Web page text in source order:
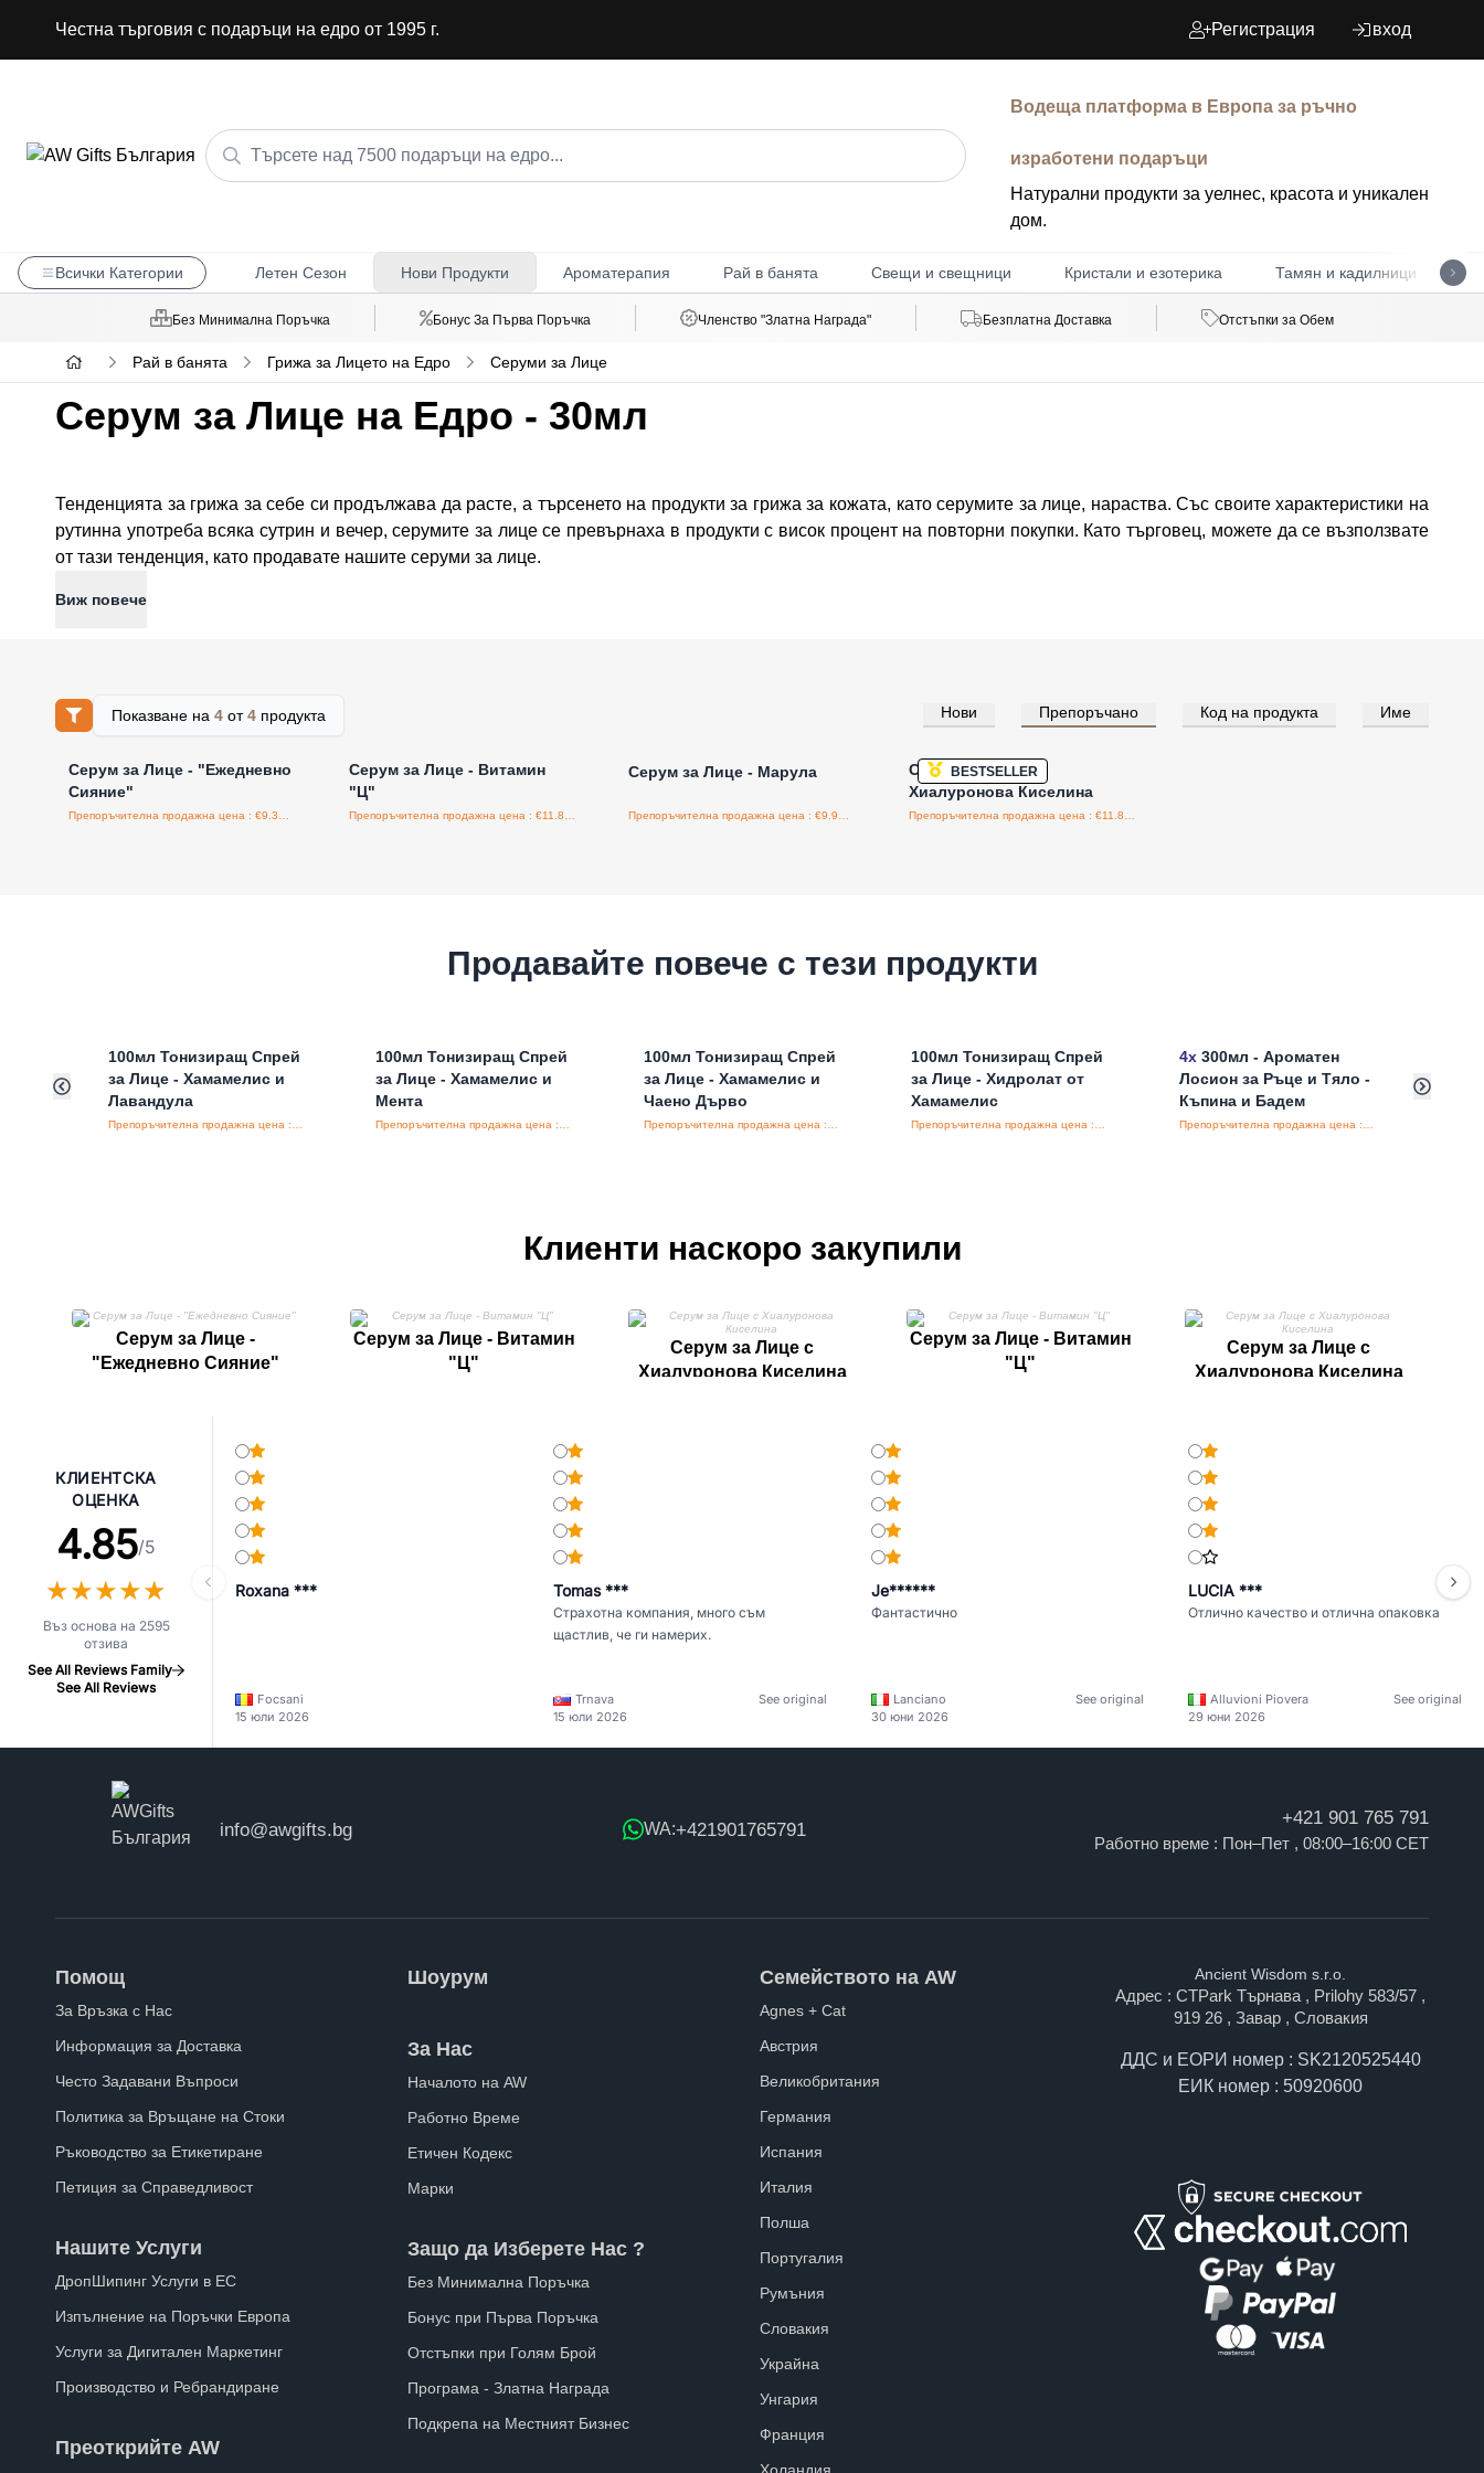
Честна търговия с подаръци на едро от 1995 г. Регистрация вход
Водеща платформа в Европа за ръчно
изработени подаръци
Натурални продукти за уелнес, красота и уникален
дом.
Всички Категории Летен Сезон Нови Продукти Ароматерапия Рай в банята Свещи и свещници Кристали и езотерика Тамян и кадилници
Без Минимална Поръчка Бонус За Първа Поръчка Членство "Златна Награда" Безплатна Доставка Отстъпки за Обем
Рай в банята Грижа за Лицето на Едро Серуми за Лице
Серум за Лице на Едро - 30мл
Тенденцията за грижа за себе си продължава да расте, а търсенето на продукти за грижа за кожата, като серумите за лице, нараства. Със своите характеристики на
рутинна употреба всяка сутрин и вечер, серумите за лице се превърнаха в продукти с висок процент на повторни покупки. Като търговец, можете да се възползвате
от тази тенденция, като продавате нашите серуми за лице.
Виж повече
Показване на 4от4продукта Нови Препоръчано Код на продукта Име
Влезте за цени на едро
Серум за Лице - "Ежедневно
Сияние"
Серум за Лице - Витамин
"Ц"
Серум за Лице - Марула BESTSELLER
Влезте за цени на едро
Серум за Лице с
Хиалуронова Киселина
Продавайте повече с тези продукти
100мл Тонизиращ Спрей
за Лице - Хамамелис и
Лавандула
100мл Тонизиращ Спрей
за Лице - Хамамелис и
Мента
100мл Тонизиращ Спрей
за Лице - Хамамелис и
Чаено Дърво
100мл Тонизиращ Спрей
за Лице - Хидролат от
Хамамелис
4x300мл - Ароматен
Лосион за Ръце и Тяло -
Къпина и Бадем
Клиенти наскоро закупили
Серум за Лице -
"Ежедневно Сияние"
Серум за Лице - Витамин
"Ц"
Серум за Лице с
Хиалуронова Киселина
Серум за Лице - Витамин
"Ц"
Серум за Лице с
Хиалуронова Киселина
КЛИЕНТСКА
ОЦЕНКА
4.85/5
★★★★★
★★★★★
Въз основа на 2595
отзива
See All Reviews Family
See All Reviews
Roxana ***
Focsani
15 юли 2026
Tomas ***
Страхотна компания, много съм
щастлив, че ги намерих.
Trnava
See original
15 юли 2026
Je******
Фантастично
Lanciano
See original
30 юни 2026
LUCIA ***
Отлично качество и отлична опаковка
Alluvioni Piovera
See original
29 юни 2026
info@awgifts.bg WA:+421901765791
+421 901 765 791
Работно време : Пон–Пет , 08:00–16:00 CET
Помощ
За Връзка с Нас
Информация за Доставка
Често Задавани Въпроси
Политика за Връщане на Стоки
Ръководство за Етикетиране
Петиция за Справедливост
Нашите Услуги
ДропШипинг Услуги в ЕС
Изпълнение на Поръчки Европа
Услуги за Дигитален Маркетинг
Производство и Ребрандиране
Преоткрийте AW
Шоурум
За Нас
Началото на AW
Работно Време
Етичен Кодекс
Марки
Защо да Изберете Нас ?
Без Минимална Поръчка
Бонус при Първа Поръчка
Отстъпки при Голям Брой
Програма - Златна Награда
Подкрепа на Местният Бизнес
Семейството на AW
Agnes + Cat
Австрия
Великобритания
Германия
Испания
Италия
Полша
Португалия
Румъния
Словакия
Украйна
Унгария
Франция
Ancient Wisdom s.r.o.
Адрес : CTPark Търнава , Prilohy 583/57 ,
919 26 , Завар , Словакия
ДДС и ЕОРИ номер : SK2120525440
ЕИК номер : 50920600